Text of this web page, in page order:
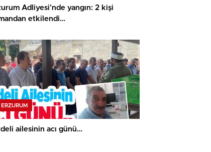
Adliyesi’nde yangın: 2 kişi
etkilendi…
ERZURUM
ailesinin acı günü…